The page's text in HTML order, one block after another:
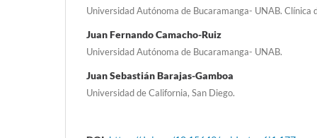
Universidad Autónoma de Bucaramanga- UNAB. Clínica
Juan Fernando Camacho-Ruiz
Universidad Autónoma de Bucaramanga- UNAB.
Juan Sebastián Barajas-Gamboa
Universidad de California, San Diego.